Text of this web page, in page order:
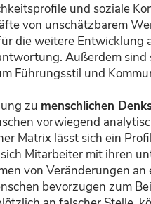
und soziale
von unschätzbarem
die weitere
Außerdem
Führungsstil und
zu menschlichen
vorwiegend
Matrix lässt sich ein
Mitarbeiter mit ihren
von Veränderungen
bevorzugen zum